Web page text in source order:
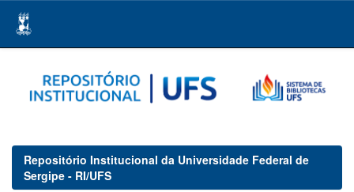
navigation
Repositório Institucional da Universidade Federal de
Sergipe - RI/UFS